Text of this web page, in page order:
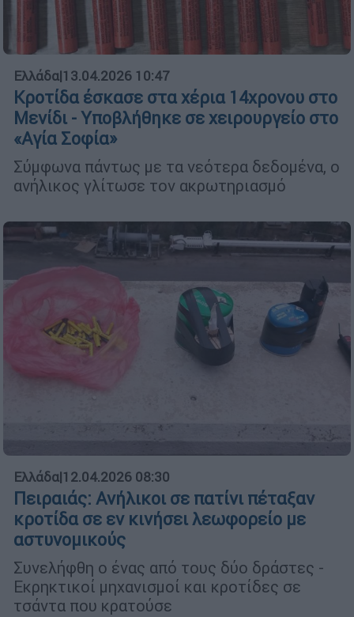
Ελλάδα|13.04.2026 10:47
Κροτίδα έσκασε στα χέρια 14χρονου στο
Μενίδι - Υποβλήθηκε σε χειρουργείο στο
«Αγία Σοφία»
Σύμφωνα πάντως με τα νεότερα δεδομένα, ο
ανήλικος γλίτωσε τον ακρωτηριασμό
Ελλάδα|12.04.2026 08:30
Πειραιάς: Ανήλικοι σε πατίνι πέταξαν
κροτίδα σε εν κινήσει λεωφορείο με
αστυνομικούς
Συνελήφθη ο ένας από τους δύο δράστες -
Εκρηκτικοί μηχανισμοί και κροτίδες σε
τσάντα που κρατούσε